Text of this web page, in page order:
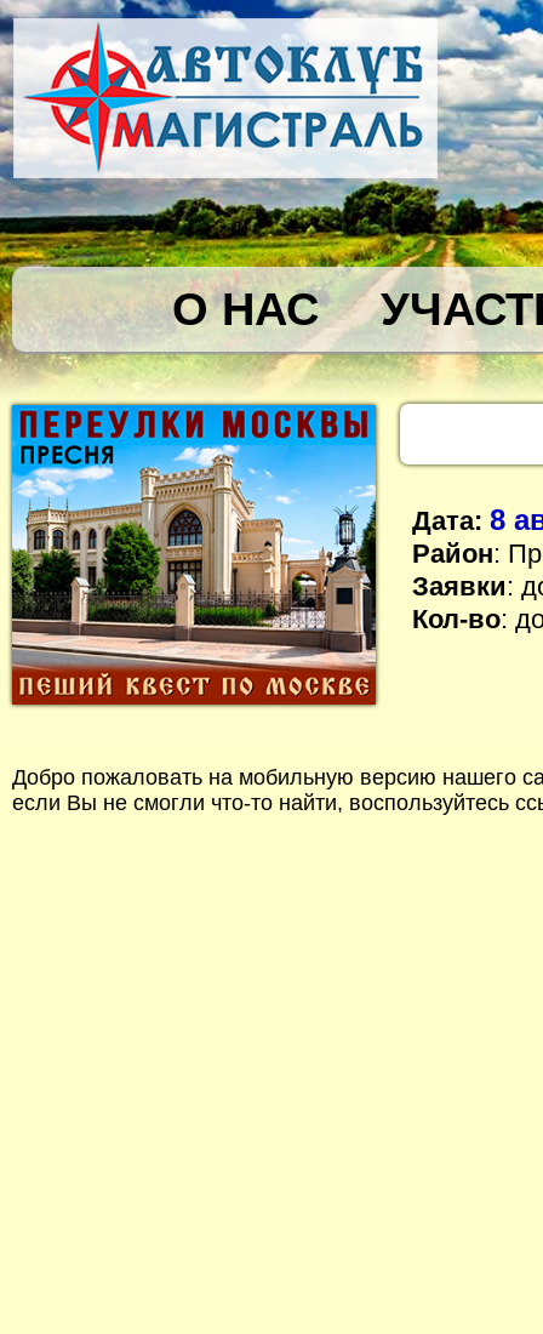
О НАС
Дата: 8
Район:
Заявки:
Кол-во:
Добро пожаловать на мобильную версию нашего
если Вы не смогли что-то найти, воспользуйтесь